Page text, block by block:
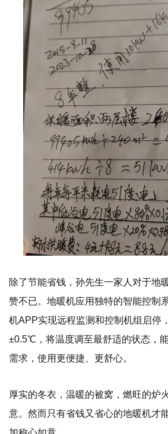
除了节能省钱，孙先生一家人对于地
赞不已。地暖机应用独特的智能控制
机APP实现远程监测和控制机组启停
±0.5℃，将温度调至最舒适的状态，
需求，使用更便捷、更舒心。
厚实的冬衣，温暖的被窝，燃旺的炉
意。然而只有省钱又省心的地暖机才